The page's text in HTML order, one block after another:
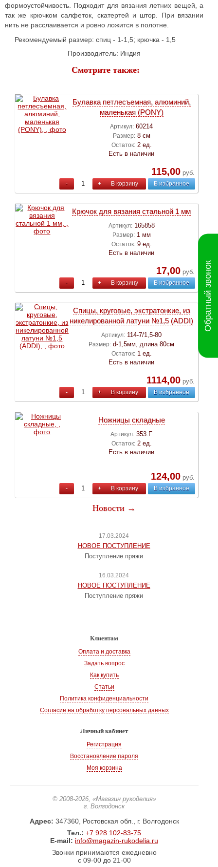
формоустойчивость. Подходит для вязания летних вещей, а
так же крючком салфеток, скатертей и штор. При вязании
нить не расслаивается и ровно ложится в полотне.
Рекомендуемый размер: спиц - 1-1,5; крючка - 1,5
Производитель: Индия
Смотрите также:
Булавка петлесъемная, алюминий,
маленькая (PONY)
Артикул: 60214
Размер: 8 см
Остаток: 2 ед.
Есть в наличии
115,00руб.
- + В корзину В избранное
Крючок для вязания стальной 1 мм
Артикул: 165858
Размер: 1 мм
Остаток: 9 ед.
Есть в наличии
17,00руб.
- + В корзину В избранное
Спицы, круговые, экстратонкие, из
никелированной латуни №1,5 (ADDI)
Артикул: 114-7/1,5-80
Размер: d-1,5мм, длина 80см
Остаток: 1 ед.
Есть в наличии
1114,00руб.
- + В корзину В избранное
Ножницы складные
Артикул: 353.F
Остаток: 2 ед.
Есть в наличии
124,00руб.
- + В корзину В избранное
Новости →
17.03.2024
НОВОЕ ПОСТУПЛЕНИЕ
Поступление пряжи
16.03.2024
НОВОЕ ПОСТУПЛЕНИЕ
Поступление пряжи
Клиентам
Оплата и доставка
Задать вопрос
Как купить
Статьи
Политика конфиденциальности
Согласие на обработку персональных данных
Личный кабинет
Регистрация
Восстановление пароля
Моя корзина
© 2008-2026, «Магазин рукоделия»
г. Волгодонск
Адрес: 347360, Ростовская обл., г. Волгодонск
Тел.: +7 928 102-83-75
E-mail: info@magazin-rukodelia.ru
Звонки принимаются ежедневно
с 09-00 до 21-00
Обратный звонок